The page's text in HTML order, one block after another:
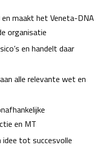
maakt het Veneta-DNA
organisatie
en handelt daar
alle relevante wet en
en MT
idee tot succesvolle